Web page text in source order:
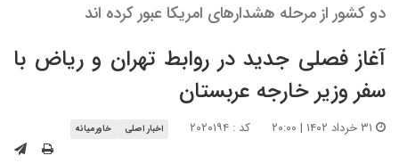
دو کشور از مرحله هشدارهای امریکا عبور کرده اند
آغاز فصلی جدید در روابط تهران و ریاض با
سفر وزیر خارجه عربستان
کد : ۲۰۲۰۱۹۴ اخبار اصلی خاورمیانه